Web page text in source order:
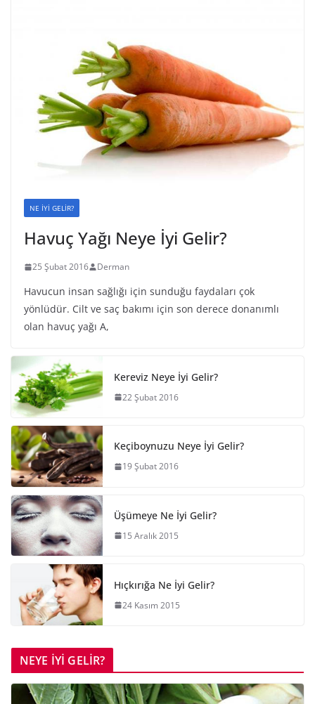
NE İYİ GELİR?
Havuç Yağı Neye İyi Gelir?
25 Şubat 2016 Derman
Havucun insan sağlığı için sunduğu faydaları çok
yönlüdür. Cilt ve saç bakımı için son derece donanımlı
olan havuç yağı A,
Kereviz Neye İyi Gelir?
22 Şubat 2016
Keçiboynuzu Neye İyi Gelir?
19 Şubat 2016
Üşümeye Ne İyi Gelir?
15 Aralık 2015
Hıçkırığa Ne İyi Gelir?
24 Kasım 2015
NEYE İYİ GELİR?